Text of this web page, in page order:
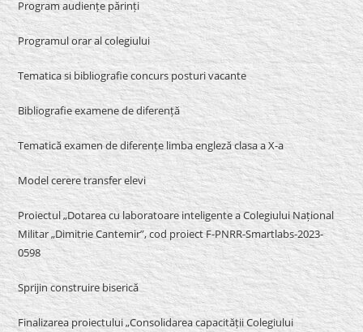
Program audiențe părinți
Programul orar al colegiului
Tematica si bibliografie concurs posturi vacante
Bibliografie examene de diferență
Tematică examen de diferențe limba engleză clasa a X-a
Model cerere transfer elevi
Proiectul „Dotarea cu laboratoare inteligente a Colegiului Național
Militar „Dimitrie Cantemir”, cod proiect F-PNRR-Smartlabs-2023-
0598
Sprijin construire biserică
Finalizarea proiectului „Consolidarea capacității Colegiului